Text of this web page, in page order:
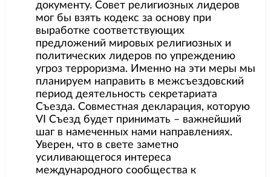
документу. Совет религиозных лидеров
мог бы взять кодекс за основу при
выработке соответствующих
предложений мировых религиозных и
политических лидеров по упреждению
угроз терроризма. Именно на эти меры мы
планируем направить в межсъездовский
период деятельность секретариата
Съезда. Совместная декларация, которую
VI Съезд будет принимать – важнейший
шаг в намеченных нами направлениях.
Уверен, что в свете заметно
усиливающегося интереса
международного сообщества к